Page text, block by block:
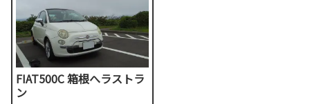
FIAT500C 箱根へラストラ
ン